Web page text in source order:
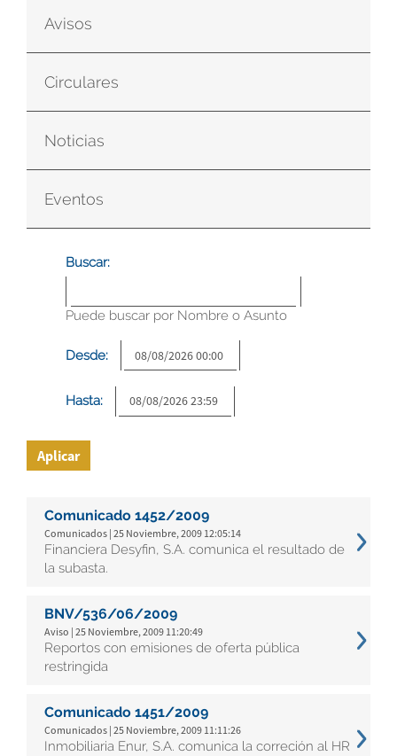
Avisos
Circulares
Noticias
Eventos
Buscar:
Puede buscar por Nombre o Asunto
Desde:
Hasta:
Aplicar
Comunicado 1452/2009
Comunicados | 25 Noviembre, 2009 12:05:14
Financiera Desyfin, S.A. comunica el resultado de
la subasta.
BNV/536/06/2009
Aviso | 25 Noviembre, 2009 11:20:49
Reportos con emisiones de oferta pública
restringida
Comunicado 1451/2009
Comunicados | 25 Noviembre, 2009 11:11:26
Inmobiliaria Enur, S.A. comunica la correción al HR